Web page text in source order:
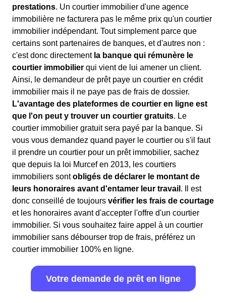
prestations. Un courtier immobilier d'une agence
immobilière ne facturera pas le même prix qu'un courtier
immobilier indépendant. Tout simplement parce que
certains sont partenaires de banques, et d'autres non :
c'est donc directement la banque qui rémunère le
courtier immobilier qui vient de lui amener un client.
Ainsi, le demandeur de prêt paye un courtier en crédit
immobilier mais il ne paye pas de frais de dossier.
L'avantage des plateformes de courtier en ligne est
que l'on peut y trouver un courtier gratuits. Le
courtier immobilier gratuit sera payé par la banque. Si
vous vous demandez quand payer le courtier ou s'il faut
il prendre un courtier pour un prêt immobilier, sachez
que depuis la loi Murcef en 2013, les courtiers
immobiliers sontobligés de déclarer le montant de
leurs honoraires avant d'entamer leur travail . Il est
donc conseillé de toujours vérifier les frais de courtage
et les honoraires avant d'accepter l'offre d'un courtier
immobilier. Si vous souhaitez faire appel à un courtier
immobilier sans débourser trop de frais, préférez un
courtier immobilier 100% en ligne.
Votre demande de prêt en ligne